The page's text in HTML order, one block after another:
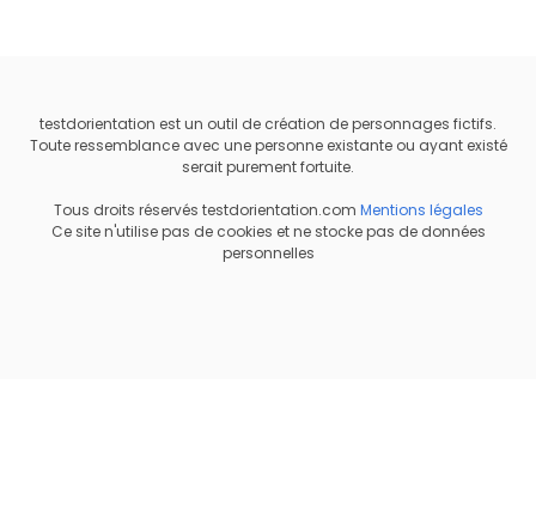
testdorientation est un outil de création de personnages fictifs.
Toute ressemblance avec une personne existante ou ayant existé
serait purement fortuite.
Tous droits réservés testdorientation.com Mentions légales
Ce site n'utilise pas de cookies et ne stocke pas de données
personnelles